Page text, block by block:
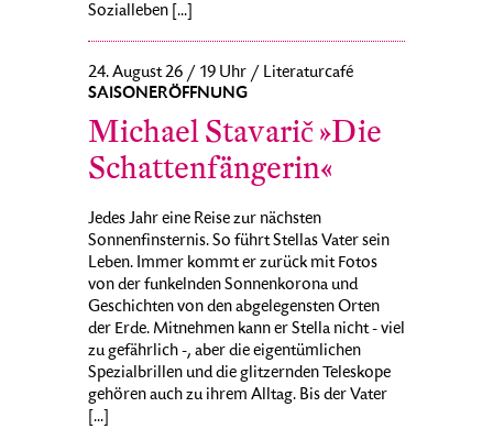
Sozialleben [...]
24. August 26 / 19 Uhr / Literaturcafé
SAISONERÖFFNUNG
Michael Stavarič »Die
Schattenfängerin«
Jedes Jahr eine Reise zur nächsten
Sonnenfinsternis. So führt Stellas Vater sein
Leben. Immer kommt er zurück mit Fotos
von der funkelnden Sonnenkorona und
Geschichten von den abgelegensten Orten
der Erde. Mitnehmen kann er Stella nicht - viel
zu gefährlich -, aber die eigentümlichen
Spezialbrillen und die glitzernden Teleskope
gehören auch zu ihrem Alltag. Bis der Vater
[...]